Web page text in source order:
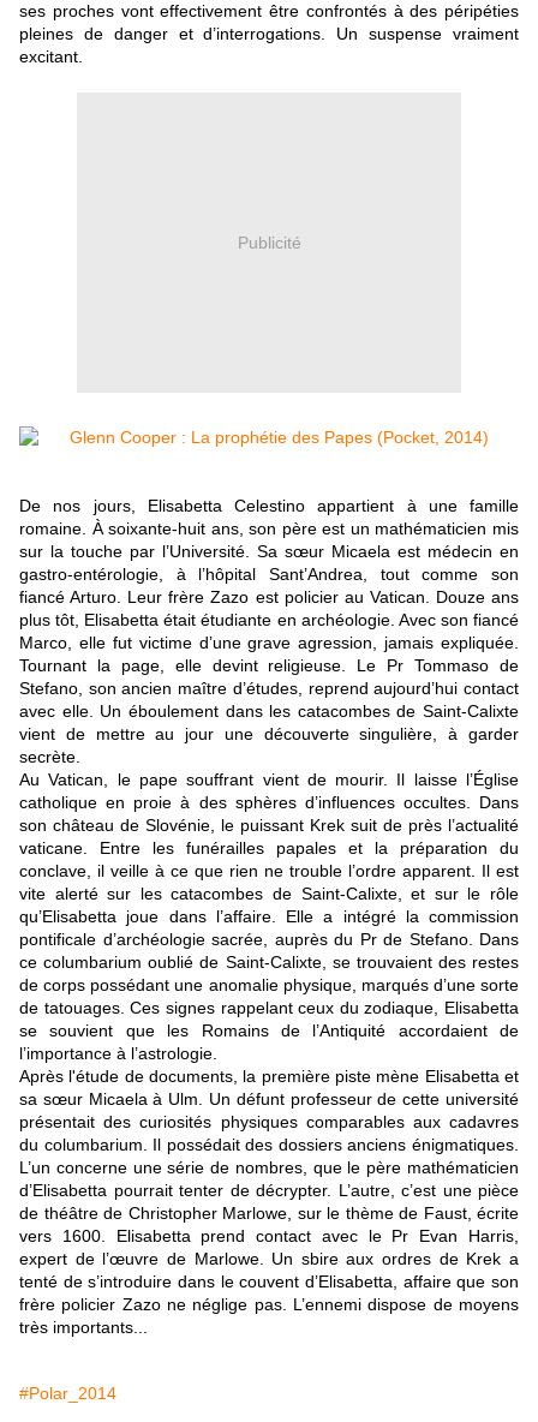
ses proches vont effectivement être confrontés à des péripéties
pleines de danger et d’interrogations. Un suspense vraiment
excitant.
Publicité
De nos jours, Elisabetta Celestino appartient à une famille
romaine. À soixante-huit ans, son père est un mathématicien mis
sur la touche par l’Université. Sa sœur Micaela est médecin en
gastro-entérologie, à l’hôpital Sant’Andrea, tout comme son
fiancé Arturo. Leur frère Zazo est policier au Vatican. Douze ans
plus tôt, Elisabetta était étudiante en archéologie. Avec son fiancé
Marco, elle fut victime d’une grave agression, jamais expliquée.
Tournant la page, elle devint religieuse. Le Pr Tommaso de
Stefano, son ancien maître d’études, reprend aujourd’hui contact
avec elle. Un éboulement dans les catacombes de Saint-Calixte
vient de mettre au jour une découverte singulière, à garder
secrète.
Au Vatican, le pape souffrant vient de mourir. Il laisse l’Église
catholique en proie à des sphères d’influences occultes. Dans
son château de Slovénie, le puissant Krek suit de près l’actualité
vaticane. Entre les funérailles papales et la préparation du
conclave, il veille à ce que rien ne trouble l’ordre apparent. Il est
vite alerté sur les catacombes de Saint-Calixte, et sur le rôle
qu’Elisabetta joue dans l’affaire. Elle a intégré la commission
pontificale d’archéologie sacrée, auprès du Pr de Stefano. Dans
ce columbarium oublié de Saint-Calixte, se trouvaient des restes
de corps possédant une anomalie physique, marqués d’une sorte
de tatouages. Ces signes rappelant ceux du zodiaque, Elisabetta
se souvient que les Romains de l’Antiquité accordaient de
l’importance à l’astrologie.
Après l'étude de documents, la première piste mène Elisabetta et
sa sœur Micaela à Ulm. Un défunt professeur de cette université
présentait des curiosités physiques comparables aux cadavres
du columbarium. Il possédait des dossiers anciens énigmatiques.
L’un concerne une série de nombres, que le père mathématicien
d’Elisabetta pourrait tenter de décrypter. L’autre, c’est une pièce
de théâtre de Christopher Marlowe, sur le thème de Faust, écrite
vers 1600. Elisabetta prend contact avec le Pr Evan Harris,
expert de l’œuvre de Marlowe. Un sbire aux ordres de Krek a
tenté de s’introduire dans le couvent d’Elisabetta, affaire que son
frère policier Zazo ne néglige pas. L’ennemi dispose de moyens
très importants...
#Polar_2014